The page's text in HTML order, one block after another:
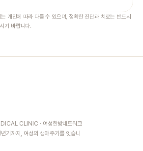
개인에 따라 다를 수 있으며, 정확한 진단과 치료는 반드시
기 바랍니다.
CLINIC · 여성한방네트워크
기까지, 여성의 생애주기를 잇습니